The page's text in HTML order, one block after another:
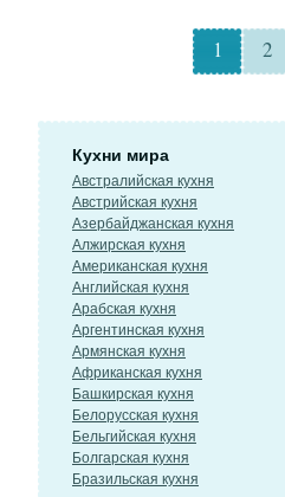
1 2
Кухни мира
Австралийская кухня
Австрийская кухня
Азербайджанская кухня
Алжирская кухня
Американская кухня
Английская кухня
Арабская кухня
Аргентинская кухня
Армянская кухня
Африканская кухня
Башкирская кухня
Белорусская кухня
Бельгийская кухня
Болгарская кухня
Бразильская кухня